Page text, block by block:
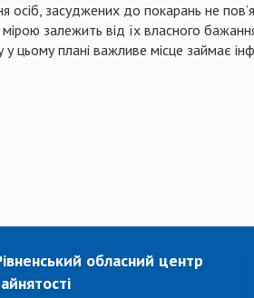
осіб, засуджених до покарань не
залежить від їх власного
у цьому плані важливе місце займає
обласний центр